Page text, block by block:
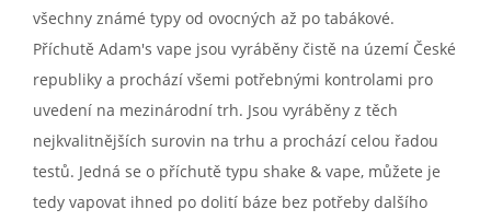
všechny známé typy od ovocných až po tabákové.
Příchutě Adam's vape jsou vyráběny čistě na území České
republiky a prochází všemi potřebnými kontrolami pro
uvedení na mezinárodní trh. Jsou vyráběny z těch
nejkvalitnějších surovin na trhu a prochází celou řadou
testů. Jedná se o příchutě typu shake & vape, můžete je
tedy vapovat ihned po dolití báze bez potřeby dalšího